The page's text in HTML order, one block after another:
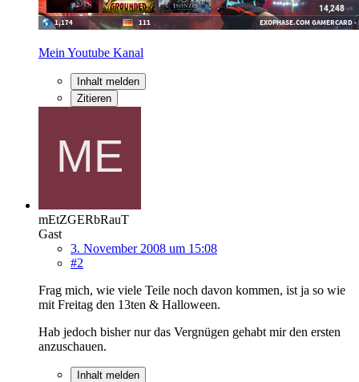
Mein Youtube Kanal
Inhalt melden
Zitieren
mEtZGERbRauT
Gast
3. November 2008 um 15:08
#2
Frag mich, wie viele Teile noch davon kommen, ist ja so wie
mit Freitag den 13ten & Halloween.
Hab jedoch bisher nur das Vergnügen gehabt mir den ersten
anzuschauen.
Inhalt melden